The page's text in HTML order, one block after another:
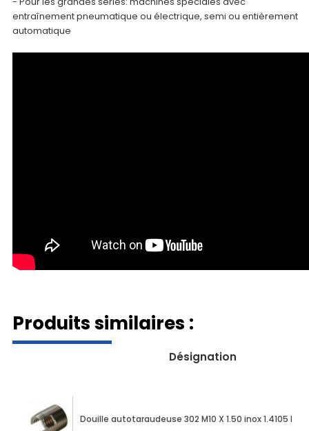
entraînement pneumatique ou électrique, semi ou entièrement
automatique
Produits similaires :
Désignation
Douille autotaraudeuse 302 M10 X 1.50 inox 1.4105